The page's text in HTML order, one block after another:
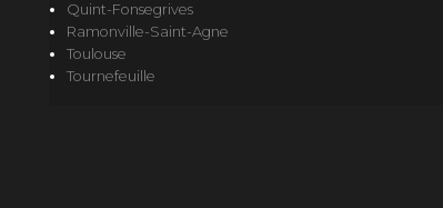
Quint-Fonsegrives
Ramonville-Saint-Agne
Toulouse
Tournefeuille